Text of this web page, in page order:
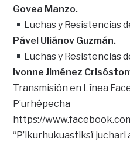
Govea Manzo.
Luchas y Resistencias
Pável Uliánov Guzmán.
Luchas y Resistencias
Ivonne Jiménez
Transmisión en Línea
P’urhépecha
https://
“P’ikurhukuastiksï